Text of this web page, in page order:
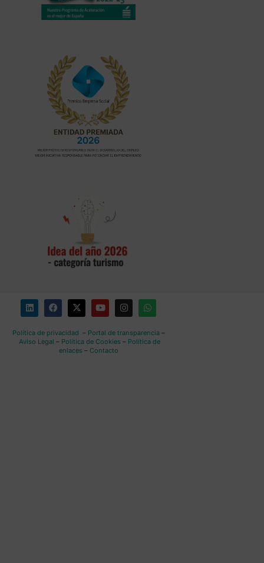
Política de privacidad – Portal de transparencia–
Aviso Legal – Política de Cookies – Política de
enlaces – Contacto